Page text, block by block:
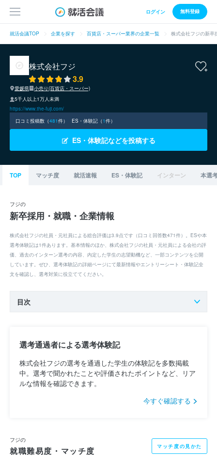
ログイン 無料登録
就活会議TOP 企業を探す 百貨店・スーパー業界の企業一覧 株式会社フジの新卒
株式会社フジ
3.9
愛媛県
小売り(百貨店・スーパー)
5千人以上1万人未満
https://www.the-fuji.com/
口コミ投稿数（481件） ES・体験記（1件）
ES・体験記などを投稿する
TOP マッチ度 就活速報 ES・体験記 インターン 本選
フジの
新卒採用・就職・企業情報
株式会社フジの社員・元社員による総合評価は3.9点です（口コミ回答数471件）。ESや本
選考体験記は1件あります。基本情報のほか、株式会社フジの社員・元社員による会社の評
価、過去のインターン選考の内容、内定した学生の志望動機など、一部コンテンツを公開
しています。ぜひ、選考体験記の詳細ページにて最新情報やエントリーシート・体験記全
文を確認し、選考対策に役立ててください。
目次
選考通過者による選考体験記
株式会社フジの選考を通過した学生の体験記を多数掲載
中。選考で聞かれたことや評価されたポイントなど、リア
ルな情報を確認できます。
今すぐ確認する
フジの
就職難易度・マッチ度 マッチ度の見かた